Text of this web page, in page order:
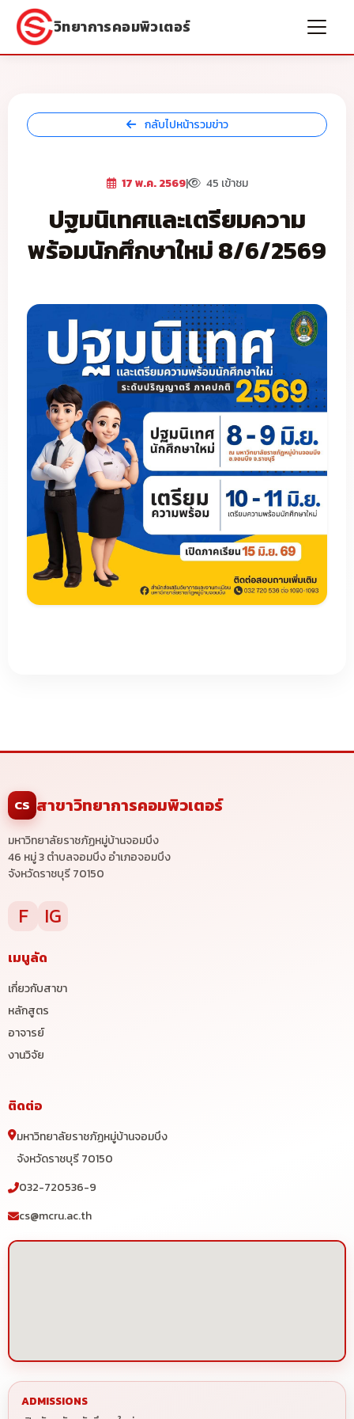
วิทยาการคอมพิวเตอร์
กลับไปหน้ารวมข่าว
17 พ.ค. 2569| 45 เข้าชม
ปฐมนิเทศและเตรียมความ
พร้อมนักศึกษาใหม่ 8/6/2569
CS สาขาวิทยาการคอมพิวเตอร์
มหาวิทยาลัยราชภัฏหมู่บ้านจอมบึง
46 หมู่ 3 ตำบลจอมบึง อำเภอจอมบึง
จังหวัดราชบุรี 70150
F IG
เมนูลัด
เกี่ยวกับสาขา
หลักสูตร
อาจารย์
งานวิจัย
ติดต่อ
มหาวิทยาลัยราชภัฏหมู่บ้านจอมบึง
จังหวัดราชบุรี 70150
032-720536-9
cs@mcru.ac.th
ADMISSIONS